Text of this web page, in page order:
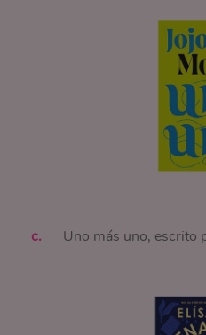
Uno más uno, escrito